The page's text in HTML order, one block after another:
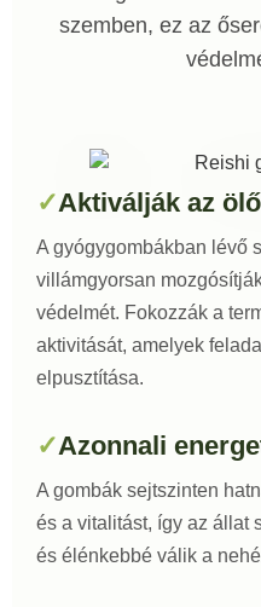
szemben, ez az
Aktiválják az
A gyógygombákban lévő
villámgyorsan
védelmét. Fokozzák a
aktivitását, amelyek
elpusztítása.
Azonnali
A gombák sejtszinten
és a vitalitást, így az állat
és élénkebbé válik a